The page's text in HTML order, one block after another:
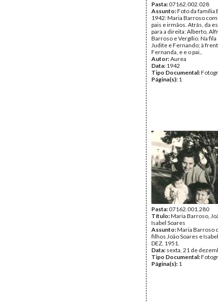
Pasta:07162.002.028
Assunto:Foto da família
1942: Maria Barroso
pais e irmãos. Atrás, da
para a direita: Alberto,
Barroso e Vergílio. Na
Judite e Fernando; à
Fernanda, e e o pai,.
Autor:Aurea
Data: 1942
Tipo Documental:
Página(s): 1
Pasta:07162.001.280
Título:Maria Barroso,
Isabel Soares
Assunto:Maria Barroso
filhos João Soares e
DEZ. 1951.
Data: sexta, 21 de
Tipo Documental:
Página(s): 1